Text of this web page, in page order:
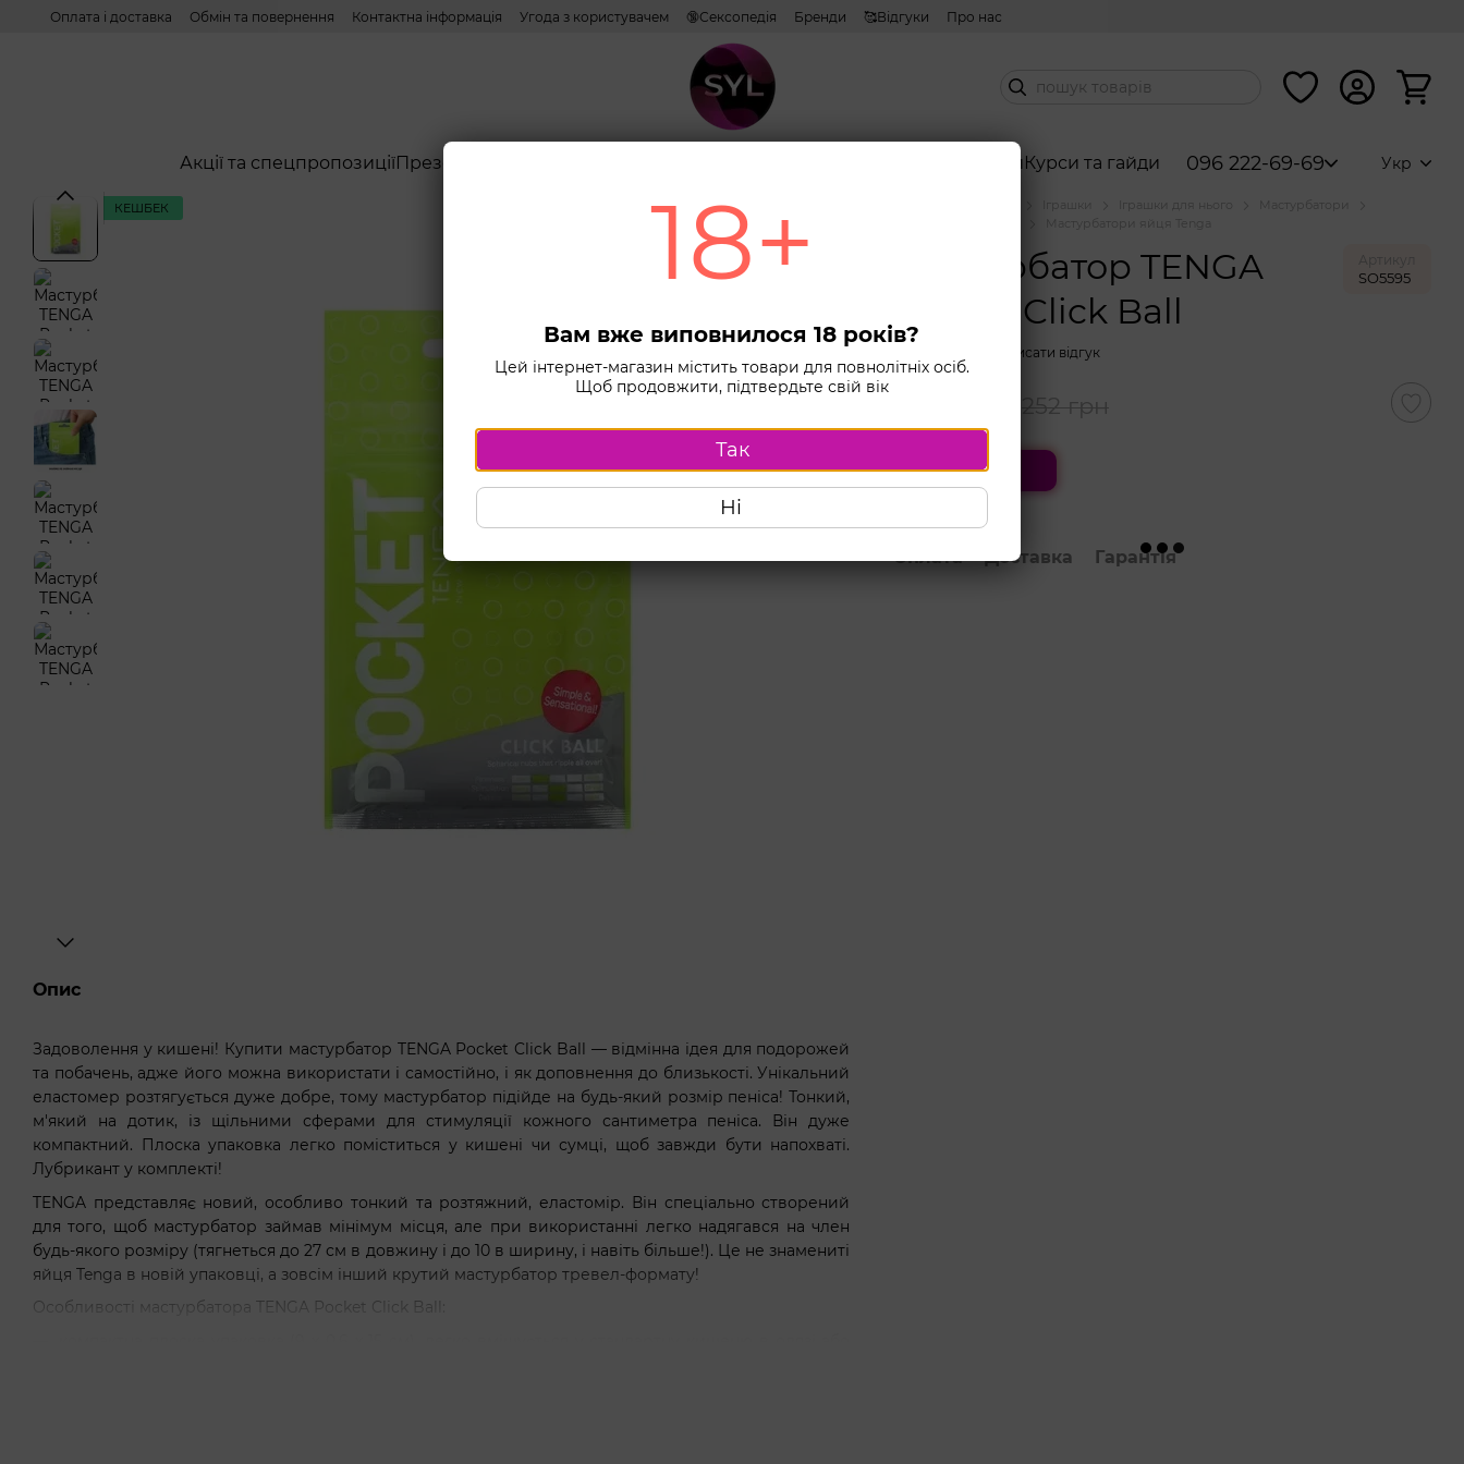
Перейти до основного контенту
Оплата і доставка Обмін та повернення Контактна інформація Угода з користувачем 🔞Сексопедія Бренди 🥰Відгуки Про нас
Акції та спецпропозиціїПрезервативи Combo набориКурси та гайди 096 222-69-69 Укр
КЕШБЕК
Опис
Задоволення у кишені! Купити мастурбатор TENGA Pocket Click Ball — відмінна ідея для подорожей
та побачень, адже його можна використати і самостійно, і як доповнення до близькості. Унікальний
еластомер розтягується дуже добре, тому мастурбатор підійде на будь-який розмір пеніса! Тонкий,
м'який на дотик, із щільними сферами для стимуляції кожного сантиметра пеніса. Він дуже
компактний. Плоска упаковка легко поміститься у кишені чи сумці, щоб завжди бути напохваті.
Лубрикант у комплекті!
TENGA представляє новий, особливо тонкий та розтяжний, еластомір. Він спеціально створений
для того, щоб мастурбатор займав мінімум місця, але при використанні легко надягався на член
будь-якого розміру (тягнеться до 27 см в довжину і до 10 в ширину, і навіть більше!). Це не знамениті
яйця Tenga в новій упаковці, а зовсім інший крутий мастурбатор тревел-формату!
Особливості мастурбатора TENGA Pocket Click Ball:
Іграшки для нього
Мастурбатори
Мастурбатори яйця Tenga
Мастурбатор TENGA
Pocket Click Ball
Артикул
SO5595
Написати відгук
252 грн
Купити
Оплата Доставка Гарантія
18+
Вам вже виповнилося 18 років?
Цей інтернет-магазин містить товари для повнолітніх осіб.
Щоб продовжити, підтвердьте свій вік
Так
Ні